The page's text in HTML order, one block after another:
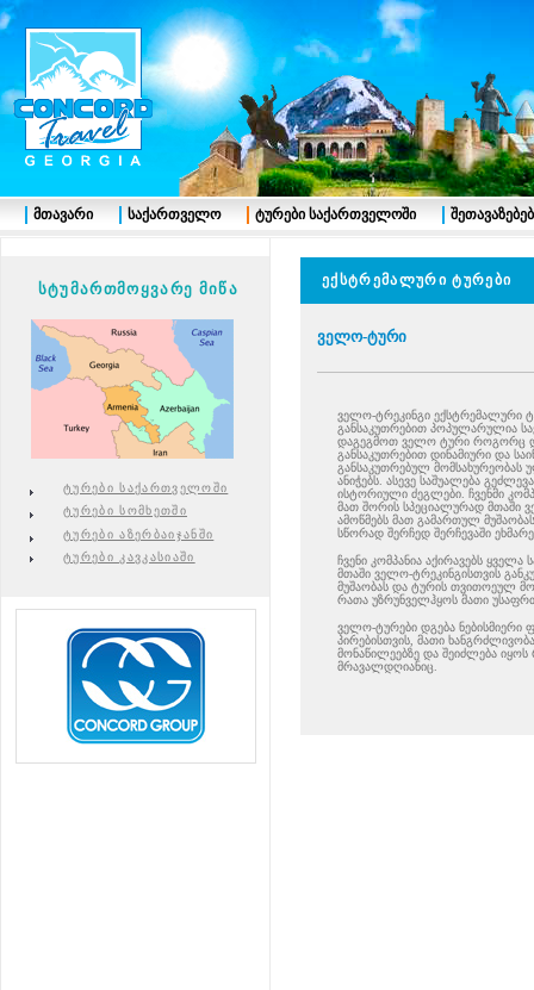
სტუმართმოყვარე მიწა
ტურები საქართველოში
ტურები სომხეთში
ტურები აზერბაიჯანში
ტურები კავკასიაში
ექსტრემალური ტურები
ველო-ტური
ველო-ტრეკინგი ექსტრემალური
განსაკუთრებით პოპულარულია
დაგეგმოთ ველო ტური როგორც
განსაკუთრებით დინამიური და
განსაკუთრებულ მომსახურეობას
ანიჭებს. ასევე საშუალება
ისტორიული ძეგლები. ჩვენმი
მათ შორის სპეციალურად მთაში
ამოწმებს მათ გამართულ
სწორად შერჩედ შერჩევაში
ჩვენი კომპანია აქირავებს
მთაში ველო-ტრეკინგისთვის
მუშაობას და ტურის თვითოეულ
რათა უზრუნველჰყოს მათი
ველო-ტურები დგება ნებისმიერი
პირებისთვის, მათი
მონაწილეებზე და შეიძლება
მრავალდღიანიც.
მთავარი საქართველო ტურები საქართველოში